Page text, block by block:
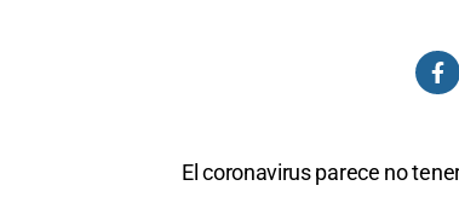
El coronavirus parece no